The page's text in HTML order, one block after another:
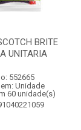
BRITE
UNITARIA
552665
Unidade
60 unidade(s)